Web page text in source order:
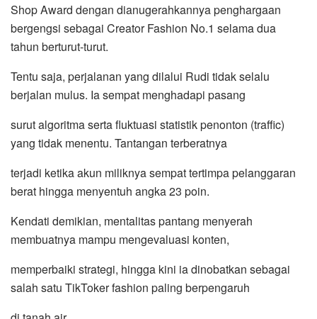
Shop Award dengan dianugerahkannya penghargaan
bergengsi sebagai Creator Fashion No.1 selama dua
tahun berturut-turut.
Tentu saja, perjalanan yang dilalui Rudi tidak selalu
berjalan mulus. Ia sempat menghadapi pasang
surut algoritma serta fluktuasi statistik penonton (traffic)
yang tidak menentu. Tantangan terberatnya
terjadi ketika akun miliknya sempat tertimpa pelanggaran
berat hingga menyentuh angka 23 poin.
Kendati demikian, mentalitas pantang menyerah
membuatnya mampu mengevaluasi konten,
memperbaiki strategi, hingga kini ia dinobatkan sebagai
salah satu TikToker fashion paling berpengaruh